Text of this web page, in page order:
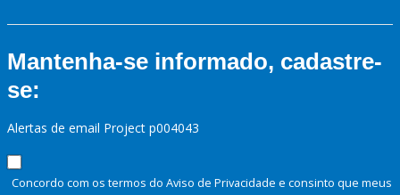
Mantenha-se informado, cadastre-
se:
Alertas de email Project p004043
Concordo com os termos do Aviso de Privacidade e consinto que meus